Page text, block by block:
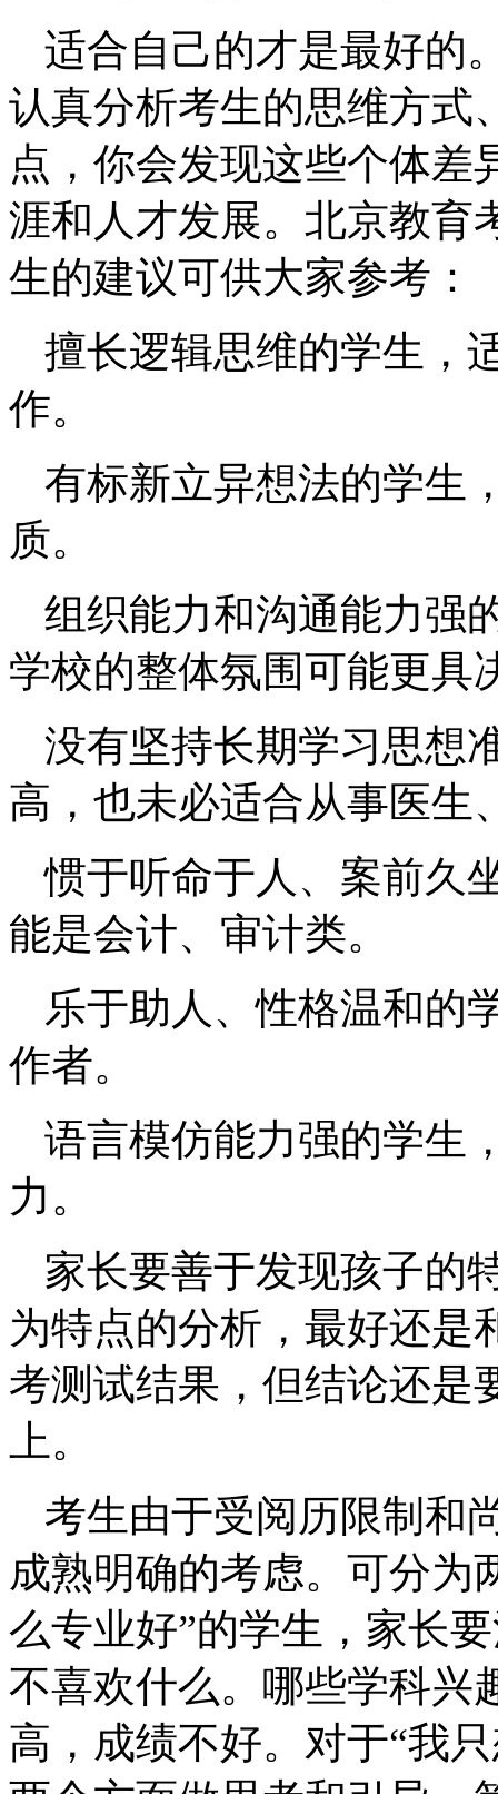
适合自己的才是最好的
认真分析考生的思维方式
点，你会发现这些个体差
涯和人才发展。北京教育
生的建议可供大家参考：
擅长逻辑思维的学生，
作。
有标新立异想法的学生
质。
组织能力和沟通能力强
学校的整体氛围可能更具
没有坚持长期学习思想
高，也未必适合从事医生
惯于听命于人、案前久
能是会计、审计类。
乐于助人、性格温和的
作者。
语言模仿能力强的学生
力。
家长要善于发现孩子的
为特点的分析，最好还是
考测试结果，但结论还是
上。
考生由于受阅历限制和
成熟明确的考虑。可分为
么专业好”的学生，家长
不喜欢什么。哪些学科兴
高，成绩不好。对于“我